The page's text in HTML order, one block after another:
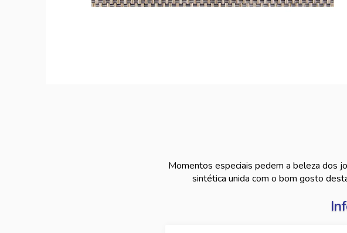
Momentos especiais pedem a beleza dos
sintética unida com o bom gosto